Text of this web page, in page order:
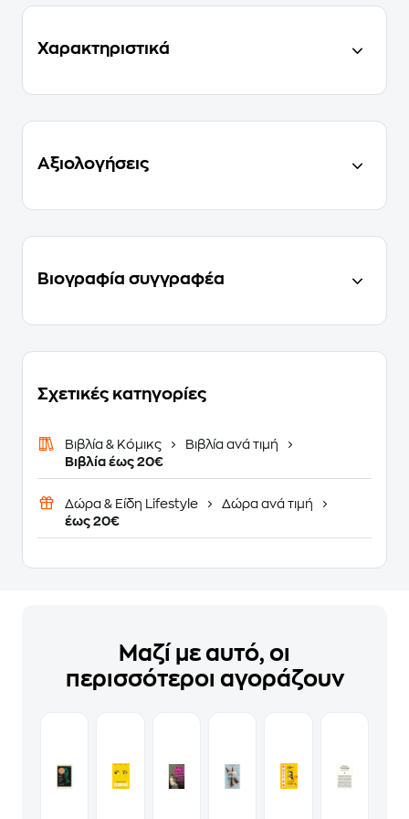
Χαρακτηριστικά
Αξιολογήσεις
Βιογραφία συγγραφέα
Σχετικές κατηγορίες
Βιβλία & Κόμικς
Βιβλία ανά τιμή
Βιβλία έως 20€
Δώρα & Είδη Lifestyle
Δώρα ανά τιμή
έως 20€
Μαζί με αυτό, οι
περισσότεροι αγοράζουν